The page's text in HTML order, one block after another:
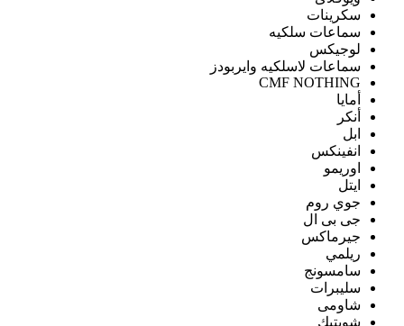
سكرينات
سماعات سلكيه
لوجيكس
سماعات لاسلكيه وايربودز
CMF NOTHING
أمايا
أنكر
ابل
انفينكس
اوريمو
ايتل
جوي روم
جى بى ال
جيرماكس
ريلمي
سامسونج
سليبرات
شاومى
شويتيك